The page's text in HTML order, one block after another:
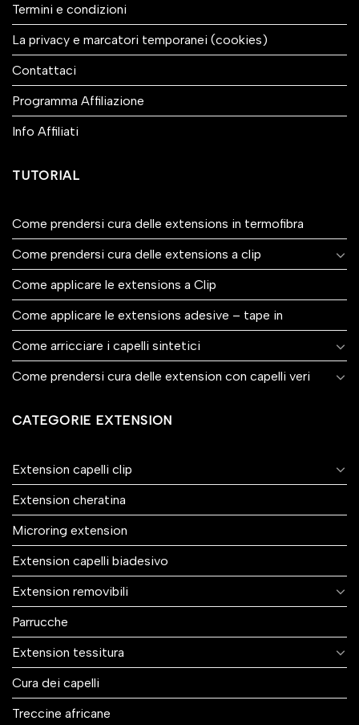
Termini e condizioni
La privacy e marcatori temporanei (cookies)
Contattaci
Programma Affiliazione
Info Affiliati
TUTORIAL
Come prendersi cura delle extensions in termofibra
Come prendersi cura delle extensions a clip
Come applicare le extensions a Clip
Come applicare le extensions adesive – tape in
Come arricciare i capelli sintetici
Come prendersi cura delle extension con capelli veri
CATEGORIE EXTENSION
Extension capelli clip
Extension cheratina
Microring extension
Extension capelli biadesivo
Extension removibili
Parrucche
Extension tessitura
Cura dei capelli
Treccine africane